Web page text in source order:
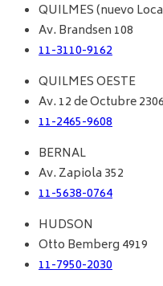
QUILMES (nuevo
Av. Brandsen 108
11-3110-9162
QUILMES OESTE
Av. 12 de Octubre 2306
11-2465-9608
BERNAL
Av. Zapiola 352
11-5638-0764
HUDSON
Otto Bemberg 4919
11-7950-2030